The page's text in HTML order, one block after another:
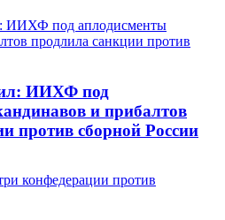
ИИХФ под
и прибалтов
против сборной России